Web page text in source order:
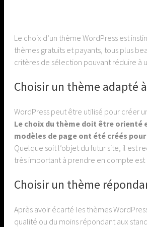
Le choix d’un thème WordPress est
thèmes gratuits et payants, tous plus
critères de sélection pouvant réduire à
Choisir un thème adapté
WordPress peut être utilisé pour créer
Le choix du thème doit être orienté
modèles de page ont été créés
Quelque soit l’objet du futur site, il est
très important à prendre en compte
Choisir un thème
Après avoir écarté les thèmes
qualité ou du moins répondant aux